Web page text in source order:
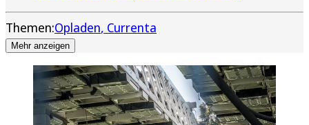
Themen:Opladen Currenta
Mehr anzeigen